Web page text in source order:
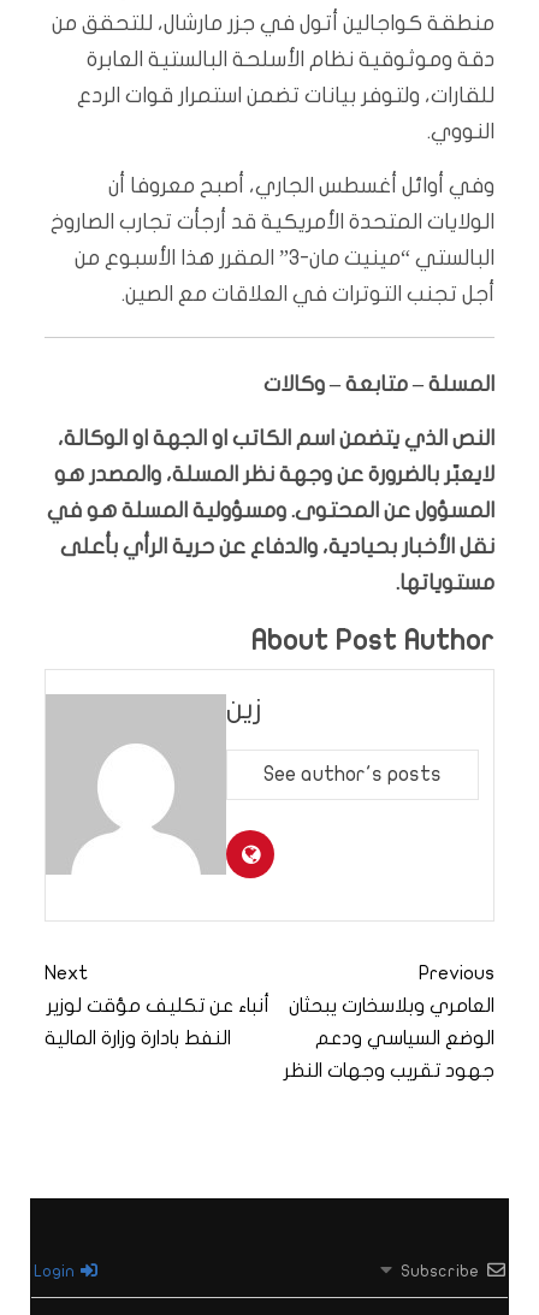
منطقة كواجالين أتول في جزر مارشال، للتحقق من
دقة وموثوقية نظام الأسلحة البالستية العابرة
للقارات، ولتوفر بيانات تضمن استمرار قوات الردع
النووي.
وفي أوائل أغسطس الجاري، أصبح معروفا أن
الولايات المتحدة الأمريكية قد أرجأت تجارب الصاروخ
البالستي “مينيت مان-3” المقرر هذا الأسبوع من
أجل تجنب التوترات في العلاقات مع الصين.
المسلة – متابعة – وكالات
النص الذي يتضمن اسم الكاتب او الجهة او الوكالة،
لايعبّر بالضرورة عن وجهة نظر المسلة، والمصدر هو
المسؤول عن المحتوى. ومسؤولية المسلة هو في
نقل الأخبار بحيادية، والدفاع عن حرية الرأي بأعلى
مستوياتها.
About Post Author
زين
See author's posts
Previous
العامري وبلاسخارت يبحثان
الوضع السياسي ودعم
جهود تقريب وجهات النظر
Next
أنباء عن تكليف مؤقت لوزير
النفط بادارة وزارة المالية
Subscribe